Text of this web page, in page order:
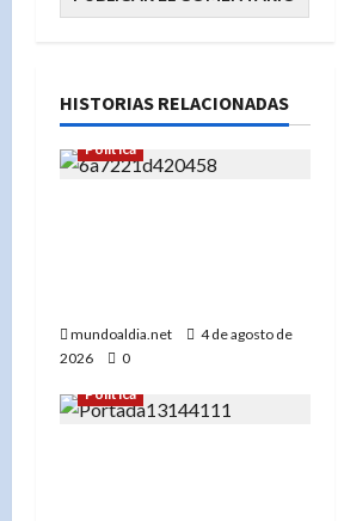
HISTORIAS RELACIONADAS
Política
mundoaldia.net
4 de agosto de
2026
0
Política